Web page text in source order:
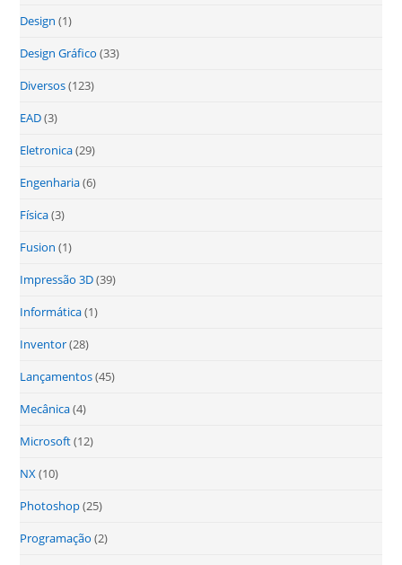
Design (1)
Design Gráfico (33)
Diversos(123)
EAD(3)
Eletronica(29)
Engenharia(6)
Física(3)
Fusion (1)
Impressão 3D(39)
Informática(1)
Inventor(28)
Lançamentos(45)
Mecânica(4)
Microsoft(12)
NX(10)
Photoshop(25)
Programação (2)